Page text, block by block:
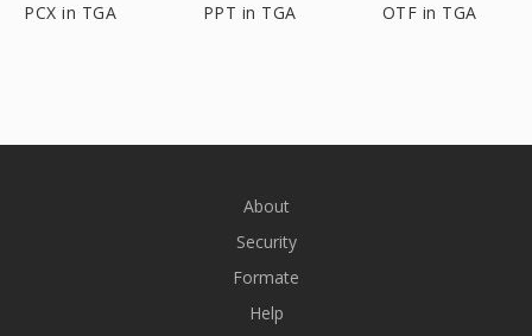
PCX in TGA PPT in TGA OTF in TGA
About
Security
Formate
Help